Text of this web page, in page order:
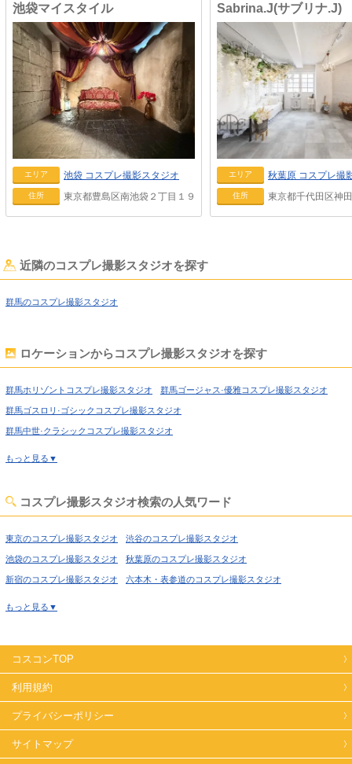
池袋マイスタイル
エリア 池袋 コスプレ撮影スタジオ
住所 東京都豊島区南池袋２丁目１９－１ 伊藤ビル ２F
Sabrina.J(サブリナ.J)
エリア 秋葉原 コスプレ撮
住所 東京都千代田区神
近隣のコスプレ撮影スタジオを探す
群馬のコスプレ撮影スタジオ
ロケーションからコスプレ撮影スタジオを探す
群馬ホリゾントコスプレ撮影スタジオ 群馬ゴージャス·優雅コスプレ撮影スタジオ
群馬ゴスロリ·ゴシックコスプレ撮影スタジオ
群馬中世·クラシックコスプレ撮影スタジオ
群馬牢獄·牢屋コスプレ撮影スタジオ
群馬大正ロマン·昭和レトロコスプレ撮影スタジオ
群馬和室·古民家コスプレ撮影スタジオ 群馬ヴィンテージ風コスプレ撮影スタジオ
群馬水撮影コスプレ撮影スタジオ
群馬コンクリ打ちっぱなしコスプレ撮影スタジオ
群馬カラーバックコスプレ撮影スタジオ
群馬スモーク撮影コスプレ撮影スタジオ
もっと見る▼
コスプレ撮影スタジオ検索の人気ワード
東京のコスプレ撮影スタジオ 渋谷のコスプレ撮影スタジオ
池袋のコスプレ撮影スタジオ 秋葉原のコスプレ撮影スタジオ
新宿のコスプレ撮影スタジオ 六本木・表参道のコスプレ撮影スタジオ
上野のコスプレ撮影スタジオ
日暮里のコスプレ撮影スタジオ
飯田橋のコスプレ撮影スタジオ 北千住のコスプレ撮影スタジオ
世田谷のコスプレ撮影スタジオ
蒲田のコスプレ撮影スタジオ
もっと見る▼
コスコンTOP
利用規約
プライバシーポリシー
サイトマップ